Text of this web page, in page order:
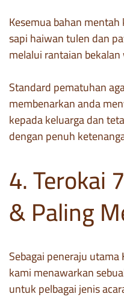
Kesemua bahan
sapi haiwan tulen dan
melalui rantaian
Standard pematuhan
membenarkan anda
kepada keluarga dan
dengan penuh
4. Terokai
& Paling
Sebagai peneraju utama
kami menawarkan
untuk pelbagai jenis